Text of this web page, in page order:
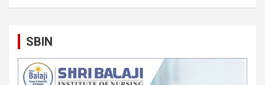
SBIN